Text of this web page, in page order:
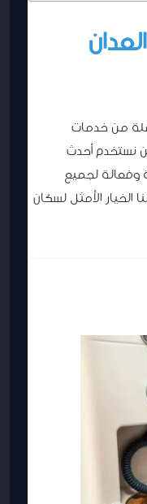
من خدمات
نستخدم أحدث
وفعالة لجميع
الخيار الأمثل لسكان